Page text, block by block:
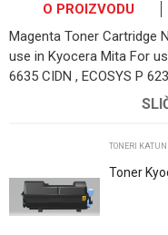
O PROIZVODU
Magenta Toner Cartridge
use in Kyocera Mita For
6635 CIDN , ECOSYS P
Email
TONERI KATUN
Toner